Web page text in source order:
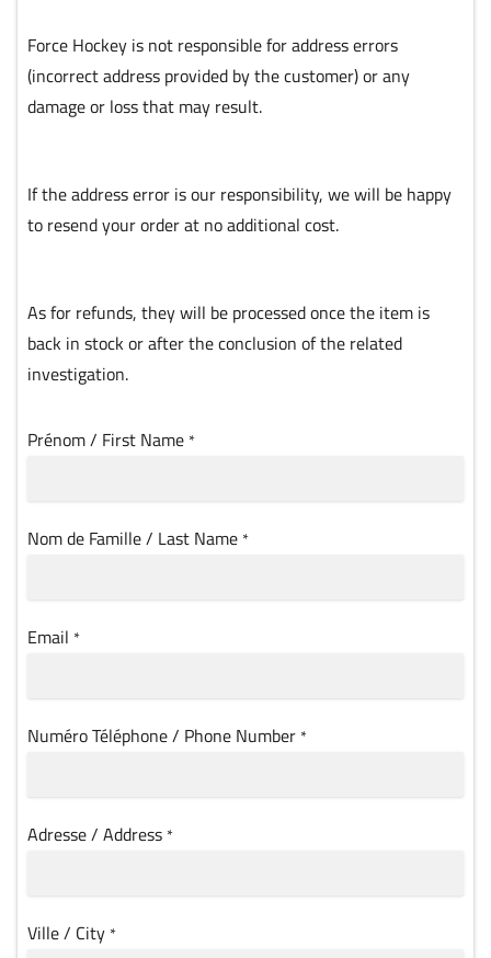
Force Hockey is not responsible for address errors
(incorrect address provided by the customer) or any
damage or loss that may result.
If the address error is our responsibility, we will be happy
to resend your order at no additional cost.
As for refunds, they will be processed once the item is
back in stock or after the conclusion of the related
investigation.
Prénom / First Name *
Nom de Famille / Last Name *
Email *
Numéro Téléphone / Phone Number *
Adresse / Address *
Ville / City *